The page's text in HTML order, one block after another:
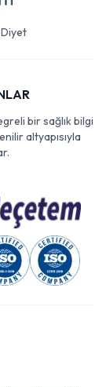
bir sağlık bilgi
altyapısıyla